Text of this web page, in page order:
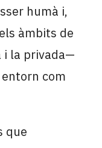
humà i,
àmbits de
i la privada—
com
que